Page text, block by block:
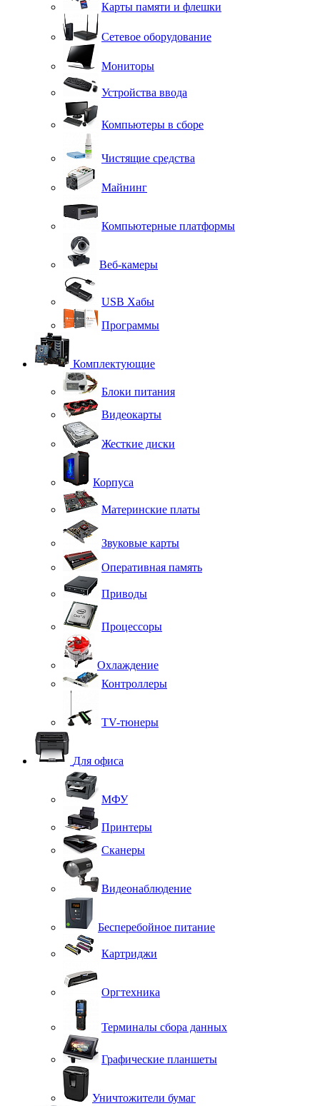
Карты памяти и флешки
Сетевое оборудование
Мониторы
Устройства ввода
Компьютеры в сборе
Чистящие средства
Майнинг
Компьютерные платформы
Веб-камеры
USB Хабы
Программы
Комплектующие
Блоки питания
Видеокарты
Жесткие диски
Корпуса
Материнские платы
Звуковые карты
Оперативная память
Приводы
Процессоры
Охлаждение
Контроллеры
TV-тюнеры
Для офиса
МФУ
Принтеры
Сканеры
Видеонаблюдение
Бесперебойное питание
Картриджи
Оргтехника
Терминалы сбора данных
Графические планшеты
Уничтожители бумаг